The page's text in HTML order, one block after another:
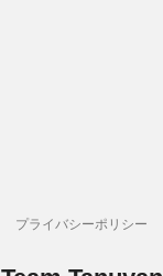
プライバシーポリシー